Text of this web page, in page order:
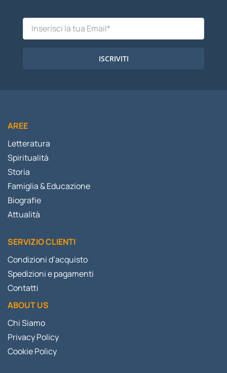
ISCRIVITI
AREE
Letteratura
Spiritualità
Storia
Famiglia & Educazione
Biografie
Attualità
SERVIZIO CLIENTI
Condizioni d’acquisto
Spedizioni e pagamenti
Contatti
ABOUT US
Chi Siamo
Privacy Policy
Cookie Policy